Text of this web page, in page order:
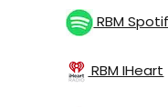
RBM
RBM IHeart